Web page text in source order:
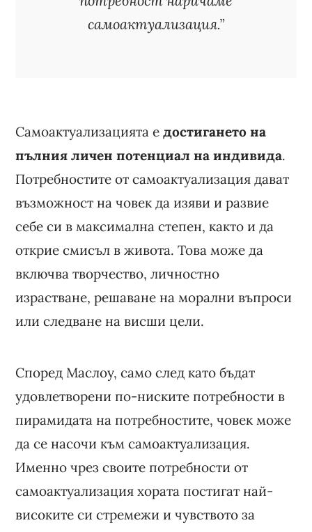
самоактуализация.”
Самоактуализацията едостигането на
пълния личен потенциал на индивида.
Потребностите от самоактуализация дават
възможност на човек да изяви и развие
себе си в максимална степен, както и да
открие смисъл в живота. Това може да
включва творчество, личностно
израстване, решаване на морални въпроси
или следване на висши цели.
Според Маслоу, само след като бъдат
удовлетворени по-ниските потребности в
пирамидата на потребностите, човек може
да се насочи към самоактуализация.
Именно чрез своите потребности от
самоактуализация хората постигат най-
високите си стремежи и чувството за